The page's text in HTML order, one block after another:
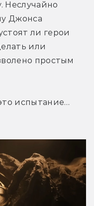
Неслучайно
Джонса
ли герои
или
простым
испытание…